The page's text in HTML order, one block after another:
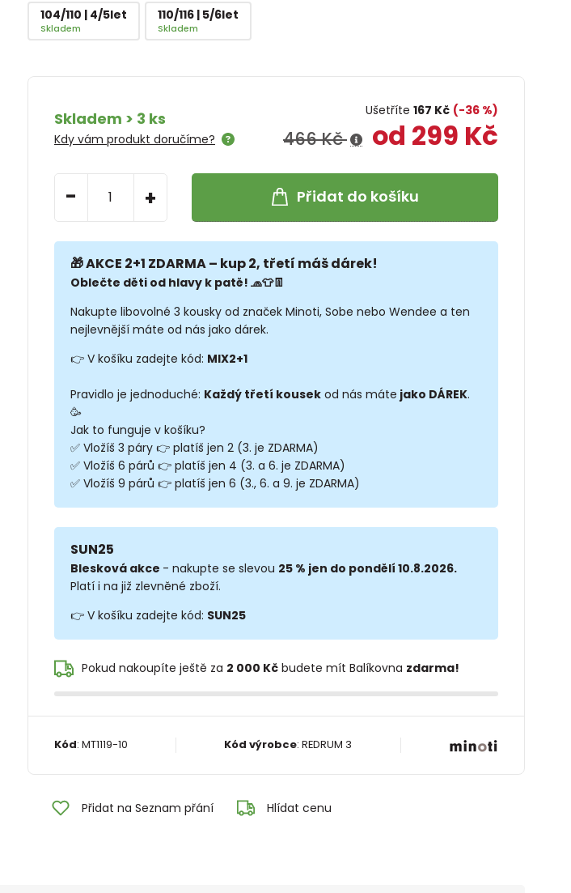
104/110 | 4/5let
Skladem
110/116 | 5/6let
Skladem
Skladem > 3 ks
Kdy vám produkt doručíme?
Ušetříte167 Kč (-36 %)
466 Kč od 299 Kč
- + Přidat do košíku
🎁 AKCE 2+1 ZDARMA – kup 2, třetí máš dárek!
Oblečte děti od hlavy k patě! 🧢👕👖
Nakupte libovolné 3 kousky od značek Minoti, Sobe nebo Wendee a ten
nejlevnější máte od nás jako dárek.
👉 V košíku zadejte kód: MIX2+1
Pravidlo je jednoduché: Každý třetí kousekod nás máte jako DÁREK.
🥳
Jak to funguje v košíku?
✅ Vložíš 3 páry 👉 platíš jen 2 (3. je ZDARMA)
✅ Vložíš 6 párů 👉 platíš jen 4 (3. a 6. je ZDARMA)
✅ Vložíš 9 párů 👉 platíš jen 6 (3., 6. a 9. je ZDARMA)
SUN25
Blesková akce - nakupte se slevou 25 % jen do pondělí 10.8.2026.
Platí i na již zlevněné zboží.
👉 V košíku zadejte kód: SUN25
Pokud nakoupíte ještě za 2 000 Kčbudete mít Balíkovna zdarma!
Kód: MT1119-10 Kód výrobce:REDRUM 3
Přidat na Seznam přání Hlídat cenu